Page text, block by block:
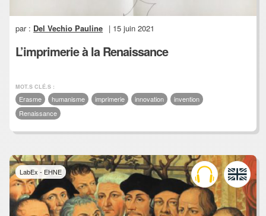
par : Del Vechio Pauline | 15 juin 2021
L’imprimerie à la Renaissance
MOT.S CLÉ.S :
Erasme humanisme imprimerie innovation
invention
Renaissance
LabEx - EHNE